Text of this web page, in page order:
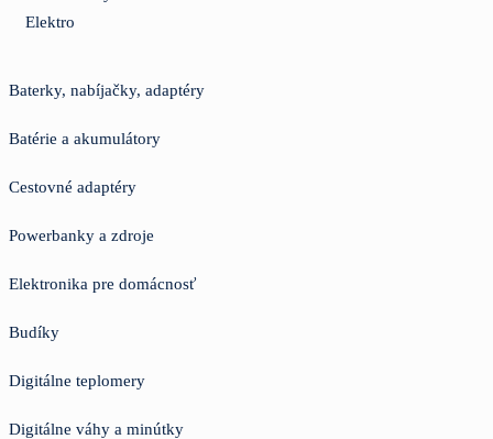
Elektro
Baterky, nabíjačky, adaptéry
Batérie a akumulátory
Cestovné adaptéry
Powerbanky a zdroje
Elektronika pre domácnosť
Budíky
Digitálne teplomery
Digitálne váhy a minútky